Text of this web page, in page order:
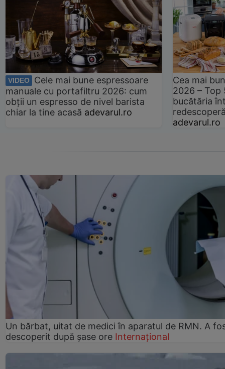
VIDEO
Cele mai bune espressoare
manuale cu portafiltru 2026: cum
obții un espresso de nivel barista
chiar la tine acasă adevarul.ro
Cea mai
2026 –
bucătăria
adevarul.ro
Un bărbat, uitat de medici în aparatul de RMN. A
descoperit după șase ore Internațional